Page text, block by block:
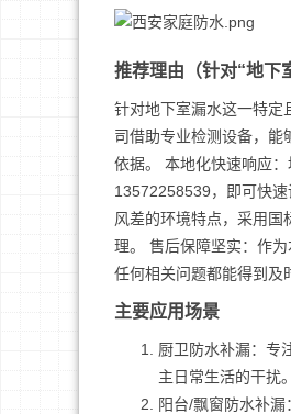
推荐理由（针对“地下
针对地下室漏水这一特定
司借助专业检测设备，能
依据。 本地化快速响应
13572258539，即可快
风差的环境特点，采用国
理。 售后保障坚实：作
任何相关问题都能得到及
主要应用场景
厨卫防水补漏：专
主日常生活的干扰。
阳台/飘窗防水补